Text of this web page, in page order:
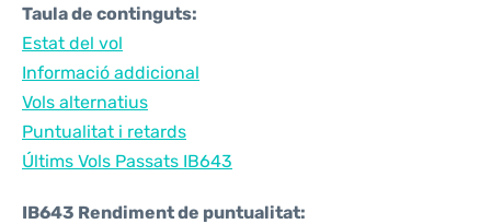
Taula de continguts:
Estat del vol
Informació addicional
Vols alternatius
Puntualitat i retards
Últims Vols Passats IB643
IB643 Rendiment de puntualitat: